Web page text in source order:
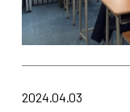
2024.04.03